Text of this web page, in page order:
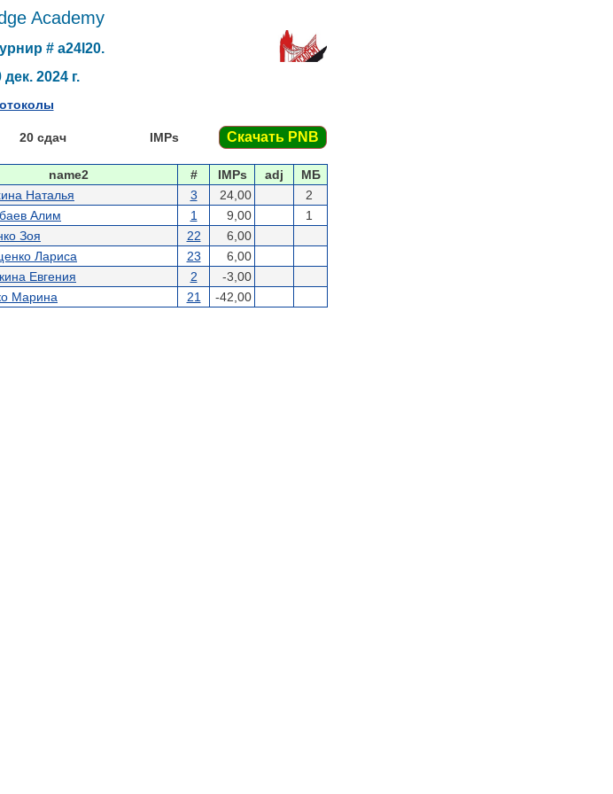
Academy
# a24l20.
дек. 2024 г.
20 сдач IMPs Скачать PNB
name2 # IMPs adj
МБ
Наталья 3 24,00
2
Алим 1 9,00
1
Зоя 22
6,00
Лариса 23
6,00
Евгения 2
-3,00
Марина 21 -42,00